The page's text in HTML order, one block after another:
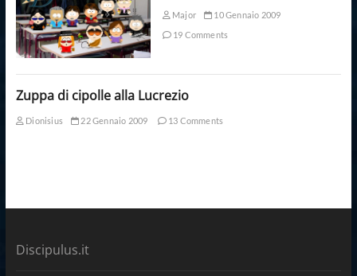
Major
10 Gennaio 2009
19 Comments
Zuppa di cipolle alla Lucrezio
Dionisius 22 Gennaio 2009 13 Comments
Discipulus.it